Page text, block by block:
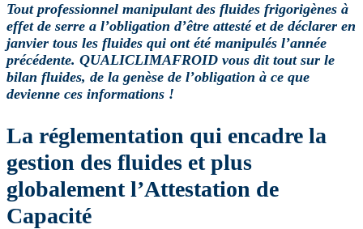
Tout professionnel manipulant des fluides frigorigènes à
effet de serre a l’obligation d’être attesté et de déclarer en
janvier tous les fluides qui ont été manipulés l’année
précédente. QUALICLIMAFROID vous dit tout sur le
bilan fluides, de la genèse de l’obligation à ce que
devienne ces informations !
La réglementation qui encadre la
gestion des fluides et plus
globalement l’Attestation de
Capacité